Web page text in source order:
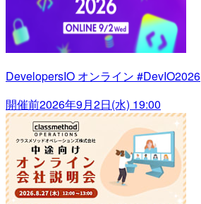
DevelopersIO オンライン #DevIO2026
開催前2026年9月2日(水) 19:00